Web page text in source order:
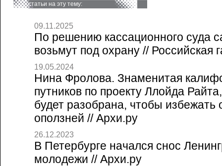
статьи на эту тему:
09.11.2025
По решению кассационного суда
возьмут под охрану // Российская
19.05.2024
Нина Фролова. Знаменитая
путников по проекту Ллойда
будет разобрана, чтобы избежать
оползней // Архи.ру
26.12.2023
В Петербурге начался снос
молодежи // Архи.ру